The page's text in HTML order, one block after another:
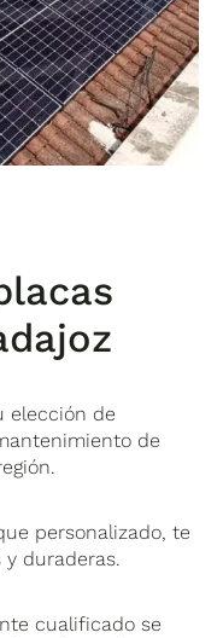
elección de
de
personalizado, te
duraderas.
cualificado se